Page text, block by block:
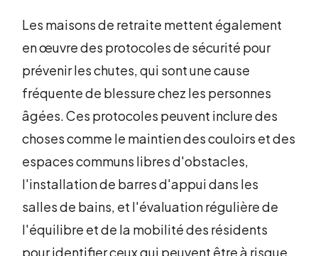
Les maisons de retraite mettent également
en œuvre des protocoles de sécurité pour
prévenir les chutes, qui sont une cause
fréquente de blessure chez les personnes
âgées. Ces protocoles peuvent inclure des
choses comme le maintien des couloirs et des
espaces communs libres d'obstacles,
l'installation de barres d'appui dans les
salles de bains, et l'évaluation régulière de
l'équilibre et de la mobilité des résidents
pour identifier ceux qui peuvent être à risque